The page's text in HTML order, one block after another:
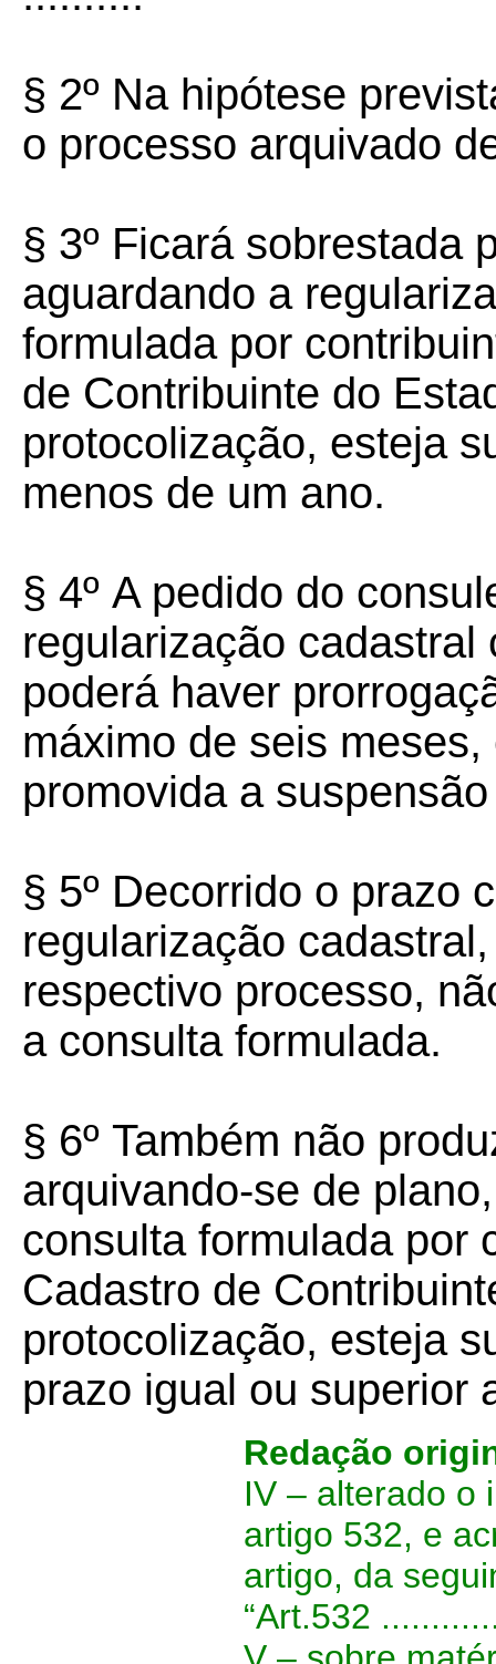
§ 2º Na hipótese
o processo arquivado
§ 3º Ficará sobrestada
aguardando a
formulada por
de Contribuinte do
protocolização, esteja
menos de um ano.
§ 4º A pedido do
regularização cadastral
poderá haver
máximo de seis
promovida a
§ 5º Decorrido o prazo
regularização
respectivo processo,
a consulta formulada.
§ 6º Também não
arquivando-se de
consulta formulada por
Cadastro de
protocolização, esteja
prazo igual ou superior
Redação
IV – alterado o
artigo 532, e
artigo, da
“Art.532